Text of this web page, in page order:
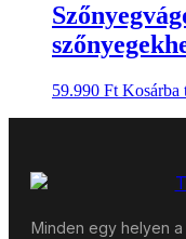
59.990 Ft Kosárba
Minden egy helyen